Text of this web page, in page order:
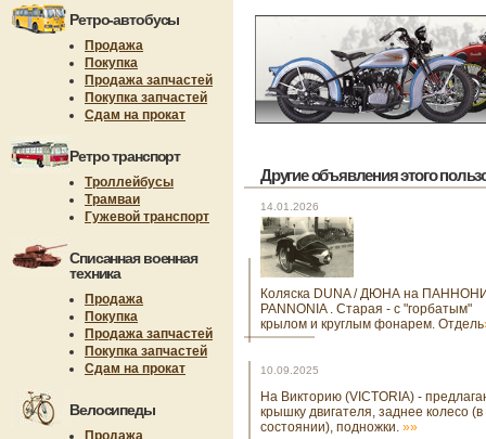
Ретро-автобусы
Продажа
Покупка
Продажа запчастей
Покупка запчастей
Сдам на прокат
Ретро транспорт
Троллейбусы
Трамваи
Гужевой транспорт
Списанная военная
техника
Продажа
Покупка
Продажа запчастей
Покупка запчастей
Сдам на прокат
Велосипеды
Продажа
Другие объявления этого
14.01.2026
Коляска DUNA / ДЮНА на
PANNONIA . Старая - с "горбатым"
крылом и круглым фонарем. Отдель
10.09.2025
На Викторию (VICTORIA) -
крышку двигателя, заднее колесо (в
состоянии), подножки. »»